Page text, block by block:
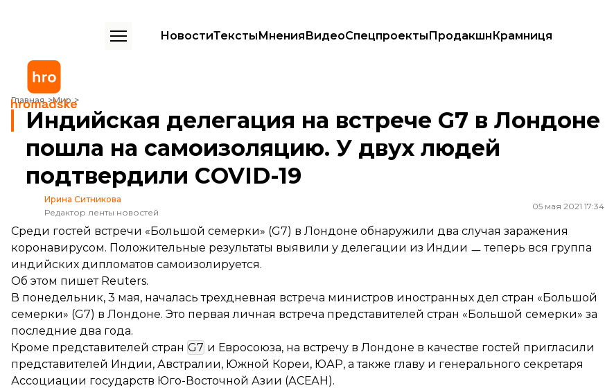
НовостиТекстыМненияВидеоСпецпроектыПродакшнКрамниця
Главная Мир
Индийская делегация на встрече G7 в Лондоне пошла на самоизоляцию. У двух людей подтвердили COVID-19
Индийская делегация на встрече G7 в Лондоне
пошла на самоизоляцию. У двух людей
подтвердили COVID-19
Ирина Ситникова
Редактор ленты новостей
05 мая 2021 17:34
Среди гостей встречи «Большой семерки» (G7) в Лондоне обнаружили два случая заражения
коронавирусом. Положительные результаты выявили у делегации из Индии ㅡ теперь вся группа
индийских дипломатов самоизолируется.
Об этом пишетReuters.
В понедельник, 3 мая, началась трехдневная встреча министров иностранных дел стран «Большой
семерки» (G7) в Лондоне. Это первая личная встреча представителей стран «Большой семерки» за
последние два года.
Кроме представителей стран G7 и Евросоюза, на встречу в Лондоне в качестве гостей пригласили
представителей Индии, Австралии, Южной Кореи, ЮАР, а также главу и генерального секретаря
Ассоциации государств Юго-Восточной Азии (АСЕАН).